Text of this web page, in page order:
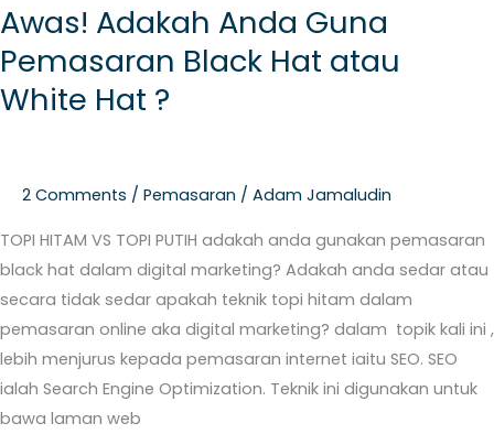
Awas! Adakah Anda Guna
Pemasaran Black Hat atau
White Hat ?
2 Comments / Pemasaran / Adam Jamaludin
TOPI HITAM VS TOPI PUTIH adakah anda gunakan pemasaran
black hat dalam digital marketing? Adakah anda sedar atau
secara tidak sedar apakah teknik topi hitam dalam
pemasaran online aka digital marketing? dalam topik kali ini ,
lebih menjurus kepada pemasaran internet iaitu SEO. SEO
ialah Search Engine Optimization. Teknik ini digunakan untuk
bawa laman web
Anda
Guna
Black
White
Hat
?